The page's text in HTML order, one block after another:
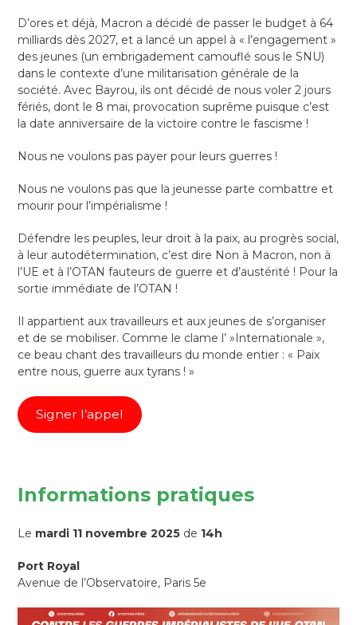
D’ores et déjà, Macron a décidé de passer le budget à 64
milliards dès 2027, et a lancé un appel à « l’engagement »
des jeunes (un embrigadement camouflé sous le SNU)
dans le contexte d’une militarisation générale de la
société. Avec Bayrou, ils ont décidé de nous voler 2 jours
fériés, dont le 8 mai, provocation suprême puisque c’est
la date anniversaire de la victoire contre le fascisme !
Nous ne voulons pas payer pour leurs guerres !
Nous ne voulons pas que la jeunesse parte combattre et
mourir pour l’impérialisme !
Défendre les peuples, leur droit à la paix, au progrès social,
à leur autodétermination, c’est dire Non à Macron, non à
l’UE et à l’OTAN fauteurs de guerre et d’austérité ! Pour la
sortie immédiate de l’OTAN !
Il appartient aux travailleurs et aux jeunes de s’organiser
et de se mobiliser. Comme le clame l’ »Internationale »,
ce beau chant des travailleurs du monde entier : « Paix
entre nous, guerre aux tyrans ! »
Signer l’appel
Informations pratiques
Le mardi 11 novembre 2025 de 14h
Port Royal
Avenue de l’Observatoire, Paris 5e